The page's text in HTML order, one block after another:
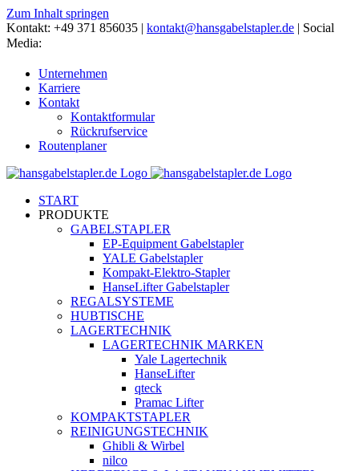
Zum Inhalt springen
Kontakt: +49 371 856035 | kontakt@hansgabelstapler.de | Social
Media:
Unternehmen
Karriere
Kontakt
Kontaktformular
Rückrufservice
Routenplaner
START
PRODUKTE
GABELSTAPLER
EP-Equipment Gabelstapler
YALE Gabelstapler
Kompakt-Elektro-Stapler
HanseLifter Gabelstapler
REGALSYSTEME
HUBTISCHE
LAGERTECHNIK
LAGERTECHNIK MARKEN
Yale Lagertechnik
HanseLifter
qteck
Pramac Lifter
KOMPAKTSTAPLER
REINIGUNGSTECHNIK
Ghibli & Wirbel
nilco